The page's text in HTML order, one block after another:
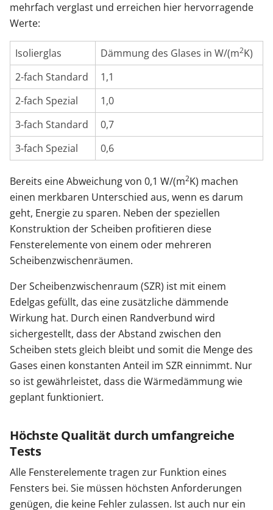
mehrfach verglast und erreichen hier hervorragende
Werte:
Isolierglas Dämmung des Glases in W/(m2K)
2-fach Standard
1,1
2-fach Spezial
1,0
3-fach Standard
0,7
3-fach Spezial
0,6
Bereits eine Abweichung von 0,1 W/(m2K) machen
einen merkbaren Unterschied aus, wenn es darum
geht, Energie zu sparen. Neben der speziellen
Konstruktion der Scheiben profitieren diese
Fensterelemente von einem oder mehreren
Scheibenzwischenräumen.
Der Scheibenzwischenraum (SZR) ist mit einem
Edelgas gefüllt, das eine zusätzliche dämmende
Wirkung hat. Durch einen Randverbund wird
sichergestellt, dass der Abstand zwischen den
Scheiben stets gleich bleibt und somit die Menge des
Gases einen konstanten Anteil im SZR einnimmt. Nur
so ist gewährleistet, dass die Wärmedämmung wie
geplant funktioniert.
Höchste Qualität durch umfangreiche
Tests
Alle Fensterelemente tragen zur Funktion eines
Fensters bei. Sie müssen höchsten Anforderungen
genügen, die keine Fehler zulassen. Ist auch nur ein